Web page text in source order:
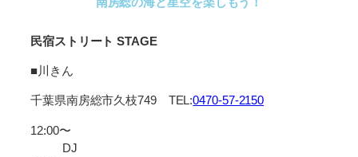
⺠宿ストリート STAGE
■川きん
千葉県南房総市久枝749 TEL:0470-57-2150
12:00〜
DJ